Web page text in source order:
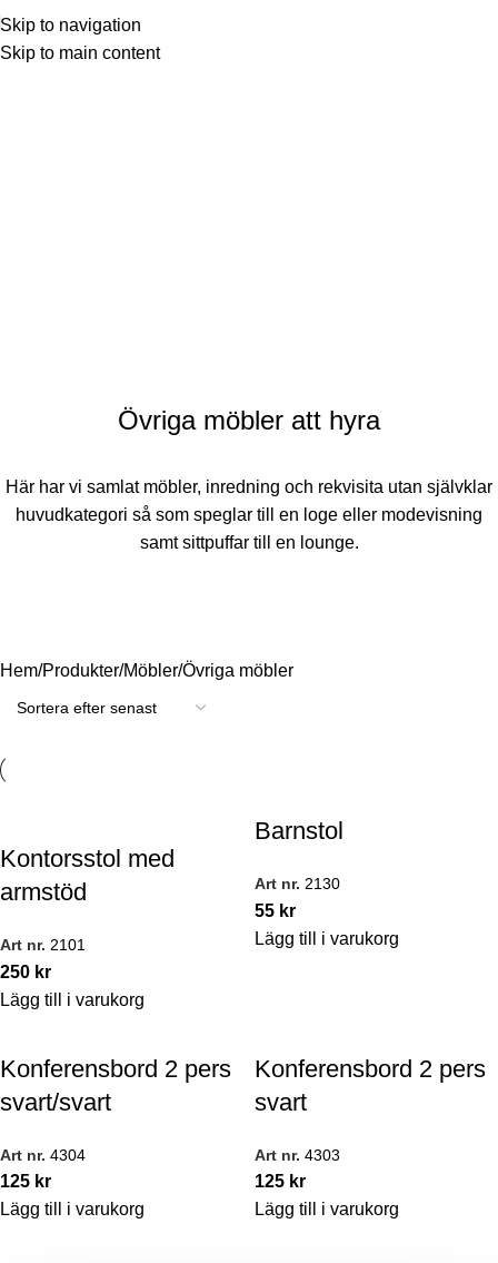
Skip to navigation
Skip to main content
Övriga möbler att hyra
Här har vi samlat möbler, inredning och rekvisita utan självklar
huvudkategori så som speglar till en loge eller modevisning
samt sittpuffar till en lounge.
Hem Produkter Möbler Övriga möbler
Kontorsstol med
armstöd
Art nr. 2101
250 kr
Lägg till i varukorg
Barnstol
Art nr. 2130
55 kr
Lägg till i varukorg
Konferensbord 2 pers
svart/svart
Art nr. 4304
125 kr
Lägg till i varukorg
Konferensbord 2 pers
svart
Art nr. 4303
125 kr
Lägg till i varukorg